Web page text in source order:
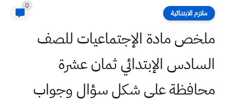
ملازم الابتدائية
0
ملخص مادة الإجتماعيات للصف
السادس الإبتدائي ثمان عشرة
محافظة على شكل سؤال وجواب